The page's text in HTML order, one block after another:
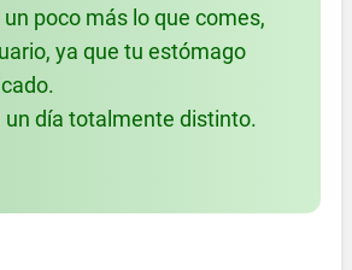
un poco más lo que comes,
ya que tu estómago
un día totalmente distinto.